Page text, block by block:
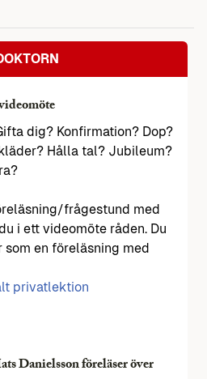
dig? Konfirmation? Dop?
Hålla tal? Jubileum?
frågestund med
i ett videomöte råden. Du
som en föreläsning med
privatlektion
Danielsson föreläser över